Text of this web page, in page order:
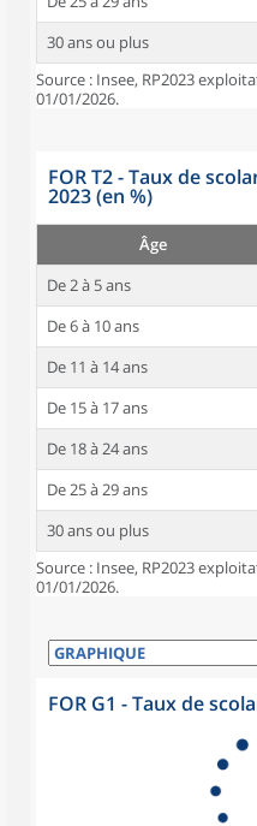
30 ans ou plus
Source : Insee, RP2023
01/01/2026.
FOR T2 - Taux de
2023 (en %)
Âge
De 2 à 5 ans
De 6 à 10 ans
De 11 à 14 ans
De 15 à 17 ans
De 18 à 24 ans
De 25 à 29 ans
30 ans ou plus
Source : Insee, RP2023
01/01/2026.
FOR G1 - Taux de